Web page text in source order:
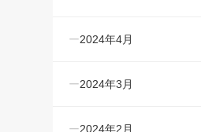
2024年4月
2024年3月
2024年2月